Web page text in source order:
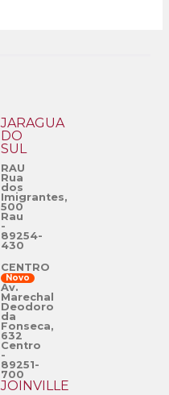
JARAGUÁ
DO
SUL
RAU
Rua
dos
Imigrantes,
500
Rau
-
89254-
430
CENTRO
Novo
Av.
Marechal
Deodoro
da
Fonseca,
632
Centro
-
89251-
700
JOINVILLE